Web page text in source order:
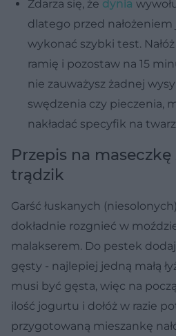
Zdarza się, że dynia
dlatego przed
wykonać szybki test.
ramię i pozostaw na 15
nie zauważysz żadnej
swędzenia czy pieczenia,
nakładać specyfik na
Przepis na maseczkę
trądzik
Garść łuskanych (niesolonych)
dokładnie rozgnieć w
malakserem. Do pestek
gęsty - najlepiej jedną małą
musi być gęsta, więc na
ilość jogurtu i dołóż w razie
przygotowaną mieszankę